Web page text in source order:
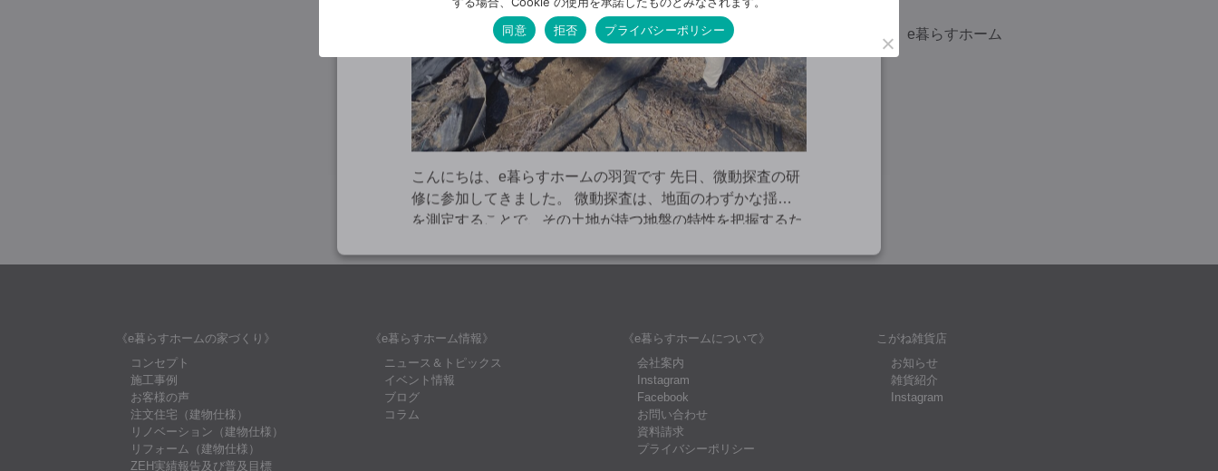
e暮らすホーム
《e暮らすホームの家づくり》
コンセプト
施工事例
お客様の声
注文住宅（建物仕様）
リノベーション（建物仕様）
リフォーム（建物仕様）
ZEH実績報告及び普及目標
《e暮らすホーム情報》
ニュース＆トピックス
イベント情報
ブログ
コラム
《e暮らすホームについて》
会社案内
Instagram
Facebook
お問い合わせ
資料請求
プライバシーポリシー
こがね雑貨店
お知らせ
雑貨紹介
Instagram
こんにちは、e暮らすホームの羽賀です 先日、微動探査の研
修に参加してきました。 微動探査は、地面のわずかな揺れ
を測定することで、その土地が持つ地盤の特性を把握するた
え […]
同意
拒否 プライバシーポリシー